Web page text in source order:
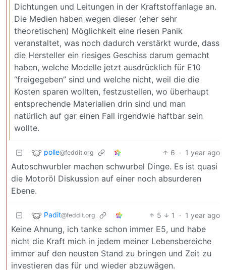
Dichtungen und Leitungen in der Kraftstoffanlage an.
Die Medien haben wegen dieser (eher sehr
theoretischen) Möglichkeit eine riesen Panik
veranstaltet, was noch dadurch verstärkt wurde, dass
die Hersteller ein riesiges Geschiss darum gemacht
haben, welche Modelle jetzt ausdrücklich für E10
“freigegeben” sind und welche nicht, weil die die
Kosten sparen wollten, festzustellen, wo überhaupt
entsprechende Materialien drin sind und man
natürlich auf gar einen Fall irgendwie haftbar sein
wollte.
polle@feddit.org 6 · 1 year ago
Autoschwurbler machen schwurbel Dinge. Es ist quasi
die Motoröl Diskussion auf einer noch absurderen
Ebene.
Padit@feddit.org 5 1 · 1 year ago
Keine Ahnung, ich tanke schon immer E5, und habe
nicht die Kraft mich in jedem meiner Lebensbereiche
immer auf den neusten Stand zu bringen und Zeit zu
investieren das für und wieder abzuwägen.